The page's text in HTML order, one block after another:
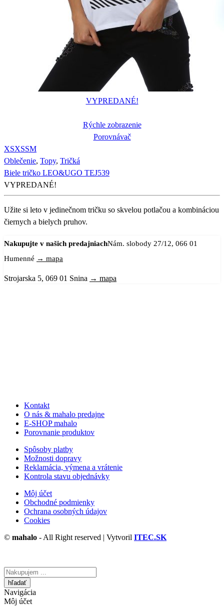
VYPREDANÉ!
Rýchle zobrazenie
Porovnávač
XSXSSM
Oblečenie, Topy, Tričká
Biele tričko LEO&UGO TEJ539
VYPREDANÉ!
Užite si leto v jedinečnom tričku so skvelou potlačou a kombináciou
čiernych a bielych pruhov.
Nakupujte v našich predajniachNám. slobody 27/12, 066 01
Humenné → mapa
Strojarska 5, 069 01 Snina → mapa
Kontakt
O nás & mahalo predajne
E-SHOP mahalo
Porovnanie produktov
Spôsoby platby
Možnosti dopravy
Reklamácia, výmena a vrátenie
Kontrola stavu objednávky
Môj účet
Obchodné podmienky
Ochrana osobných údajov
Cookies
© mahalo - All Right reserved | Vytvoril ITEC.SK
Vyhľadávanie
tu
Navigácia
Môj účet